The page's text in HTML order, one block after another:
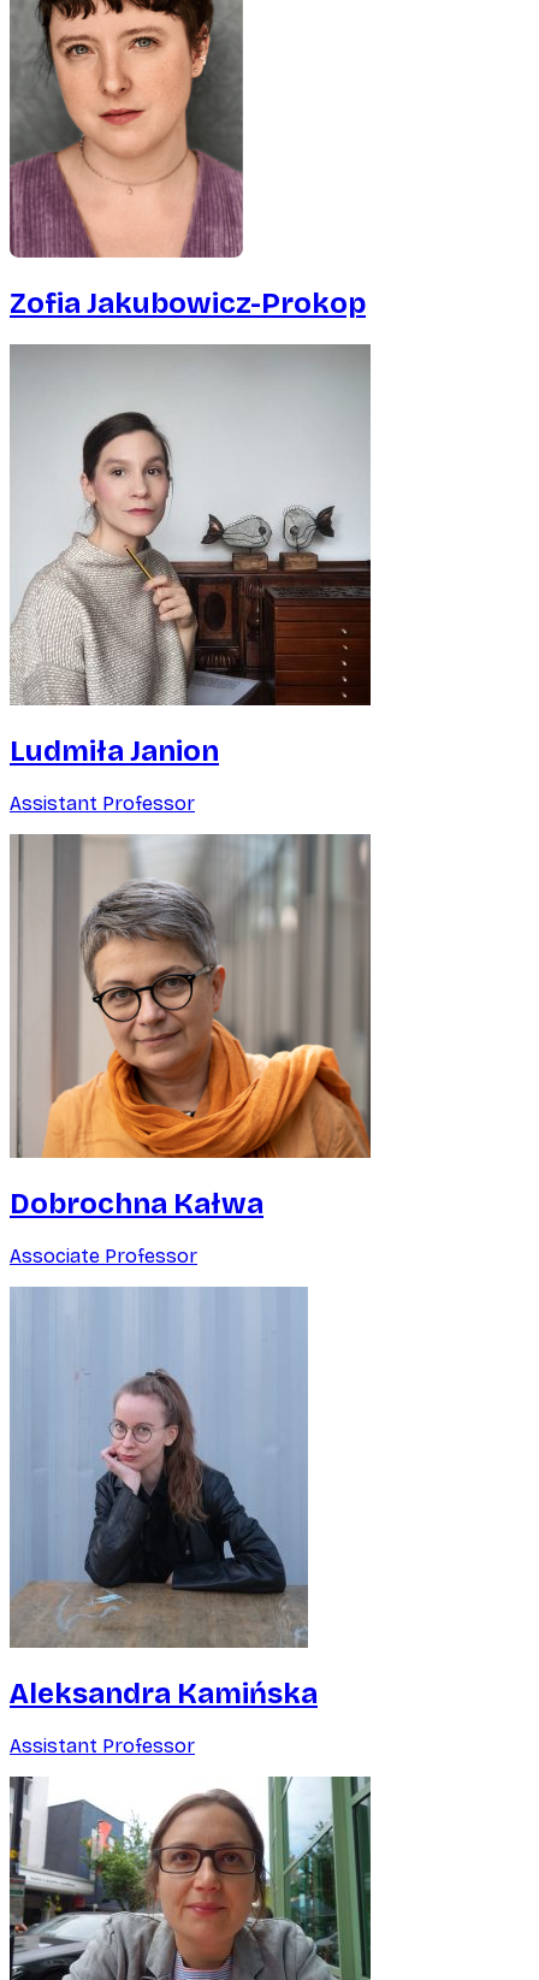
Zofia Jakubowicz-Prokop
Ludmiła Janion
Assistant Professor
Dobrochna Kałwa
Associate Professor
Aleksandra Kamińska
Assistant Professor